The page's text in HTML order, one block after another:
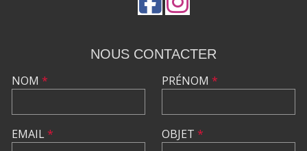
NOUS CONTACTER
NOM *
EMAIL*
PRÉNOM *
OBJET *